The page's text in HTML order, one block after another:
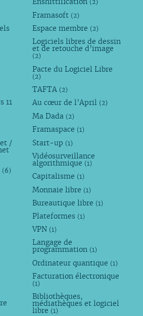
11
/
(6)
Enshittification (2)
Framasoft (2)
Espace membre (2)
Logiciels libres de dessin
et de retouche d’image
(2)
Pacte du Logiciel Libre
(2)
TAFTA (2)
Au cœur de l’April (2)
Ma Dada (2)
Framaspace (1)
Start-up (1)
Vidéosurveillance
algorithmique (1)
Capitalisme (1)
Monnaie libre (1)
Bureautique libre (1)
Plateformes (1)
VPN (1)
Langage de
programmation (1)
Ordinateur quantique (1)
Facturation électronique
(1)
Bibliothèques,
médiathèques et logiciel
libre (1)